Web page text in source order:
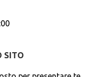
SITO